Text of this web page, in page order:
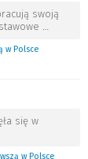
swoją
…
w Polsce
się w
w Polsce